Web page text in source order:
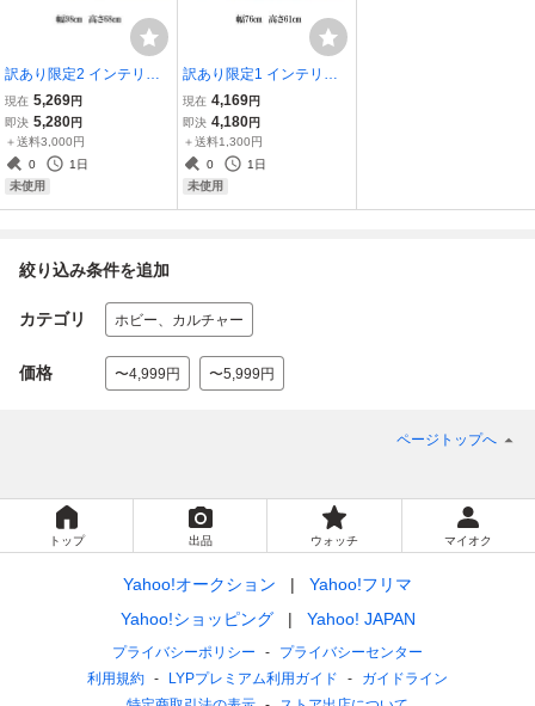
訳あり限定2 インテリア
絵画 壁掛け 大型98cm ポ
スターフレーム アートフ
レーム ポスターパネル 郷
愁 夕焼 A-9
現在 5,269円
即決 5,280円
＋送料3,000円
0
1日
未使用
訳あり限定1 インテリア
絵画 壁掛け 76cm ポスタ
ーフレーム アートフレー
ム ポスターパネル 地中海
の岬 A-7
現在 4,169円
即決 4,180円
＋送料1,300円
0
1日
未使用
絞り込み条件を追加
カテゴリ ホビー、カルチャー
価格 〜4,999円 〜5,999円
ページトップへ
トップ 出品 ウォッチ マイオク
Yahoo!オークション
Yahoo!フリマ
Yahoo!ショッピング
Yahoo! JAPAN
プライバシーポリシー
プライバシーセンター
利用規約
LYPプレミアム利用ガイド
ガイドライン